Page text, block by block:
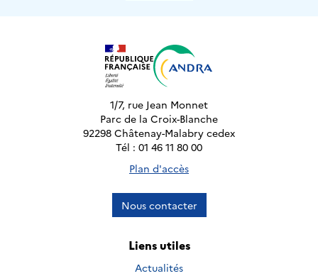
1/7, rue Jean Monnet
Parc de la Croix-Blanche
92298 Châtenay-Malabry cedex
Tél : 01 46 11 80 00
Plan d'accès
Nous contacter
Liens utiles
Actualités